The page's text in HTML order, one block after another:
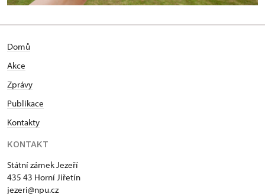
Domů
Akce
Zprávy
Publikace
Kontakty
KONTAKT
Státní zámek Jezeří
435 43 Horní Jiřetín
jezeri@npu.cz